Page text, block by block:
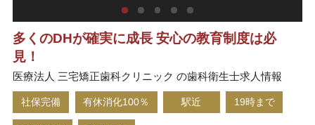
多くのDHが確実に成長 安心の教育制度は必
見！
医療法人 三宅矯正歯科クリニック の歯科衛生士求人情報
社保完備 有休消化100％ 駅近 19時まで